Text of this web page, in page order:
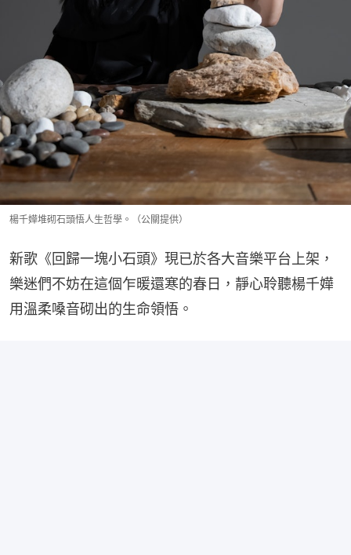
楊千嬅堆砌石頭悟人生哲學。（公關提供）
新歌《回歸一塊小石頭》現已於各大音樂平台上架，
樂迷們不妨在這個乍暖還寒的春日，靜心聆聽楊千嬅
用溫柔嗓音砌出的生命領悟。